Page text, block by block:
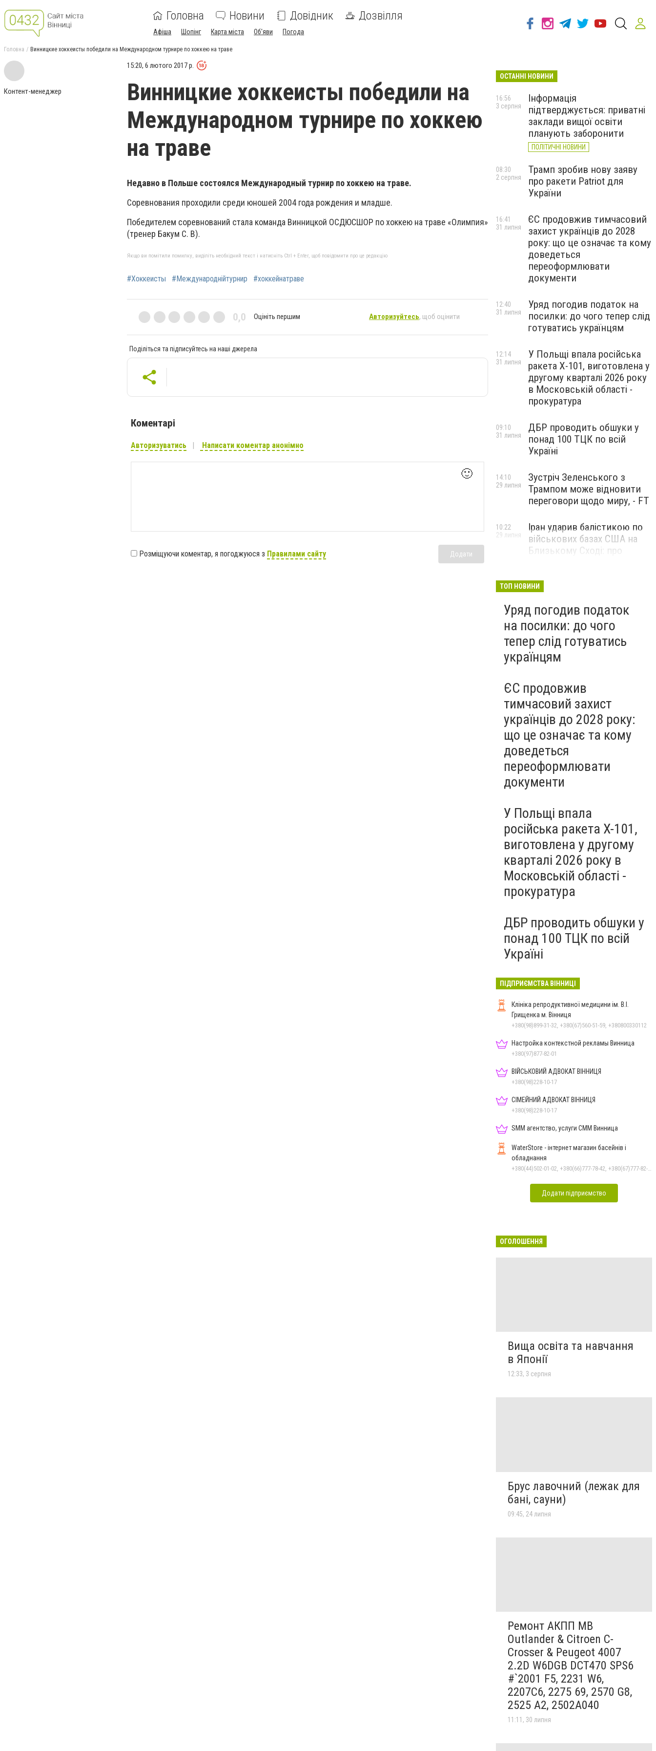
Головна Новини Довідник Дозвілля
Афіша Шопінг Карта міста Об'яви Погода
Головна Винницкие хоккеисты победили на Международном турнире по хоккею на траве
Контент-менеджер
15:20, 6 лютого 2017 р.
Винницкие хоккеисты победили на
Международном турнире по хоккею
на траве
Недавно в Польше состоялся Международный турнир по хоккею на траве.
Соревнования проходили среди юношей 2004 года рождения и младше.
Победителем соревнований стала команда Винницкой ОСДЮСШОР по хоккею на траве «Олимпия»
(тренер Бакум С. В).
Якщо ви помітили помилку, виділіть необхідний текст і натисніть Ctrl + Enter, щоб повідомити про це редакцію
#Хоккеисты #Международнійтурнир #хоккейнатраве
0,0 Оцініть першим Авторизуйтесь, щоб оцінити
Поділіться та підписуйтесь на наші джерела
Коментарі
Авторизуватись Написати коментар анонімно
🙂
Розміщуючи коментар, я погоджуюся з Правилами сайту Додати
ОСТАННІ НОВИНИ
Інформація
підтверджується: приватні
заклади вищої освіти
планують заборонити
ПОЛІТИЧНІ НОВИНИ
16:56
3 серпня
Трамп зробив нову заяву
про ракети Patriot для
України
08:30
2 серпня
ЄС продовжив тимчасовий
захист українців до 2028
року: що це означає та кому
доведеться
переоформлювати
документи
16:41
31 липня
Уряд погодив податок на
посилки: до чого тепер слід
готуватись українцям
12:40
31 липня
У Польщі впала російська
ракета X-101, виготовлена у
другому кварталі 2026 року
в Московській області -
прокуратура
12:14
31 липня
ДБР проводить обшуки у
понад 100 ТЦК по всій
Україні
09:10
31 липня
Зустріч Зеленського з
Трампом може відновити
переговори щодо миру, - FT
14:10
29 липня
Іран ударив балістикою по
військових базах США на
Близькому Сході: про
10:22
29 липня
ТОП НОВИНИ
Уряд погодив податок
на посилки: до чого
тепер слід готуватись
українцям
ЄС продовжив
тимчасовий захист
українців до 2028 року:
що це означає та кому
доведеться
переоформлювати
документи
У Польщі впала
російська ракета X-101,
виготовлена у другому
кварталі 2026 року в
Московській області -
прокуратура
ДБР проводить обшуки у
понад 100 ТЦК по всій
Україні
ПІДПРИЄМСТВА ВІННИЦІ
Клініка репродуктивної медицини ім. В.І.
Грищенка м. Вінниця
+380(98)899-31-32, +380(67)560-51-59, +380800330112
Настройка контекстной рекламы Винница
+380(97)877-82-01
ВІЙСЬКОВИЙ АДВОКАТ ВІННИЦЯ
+380(98)228-10-17
СІМЕЙНИЙ АДВОКАТ ВІННИЦЯ
+380(98)228-10-17
SMM агентство, услуги СММ Винница
WaterStore - інтернет магазин басейнів і
обладнання
+380(44)502-01-02, +380(66)777-78-42, +380(67)777-82-19, +380(67)890-80-80, +380(73)890-80-80, +380(44)502-01-03
Додати підприємство
ОГОЛОШЕННЯ
Вища освіта та навчання
в Японії
12:33, 3 серпня
Брус лавочний (лежак для
бані, сауни)
09:45, 24 липня
Ремонт АКПП MB
Outlander & Citroen C-
Crosser & Peugeot 4007
2.2D W6DGB DCT470 SPS6
#`2001 F5, 2231 W6,
2207C6, 2275 69, 2570 G8,
2525 A2, 2502A040
11:11, 30 липня